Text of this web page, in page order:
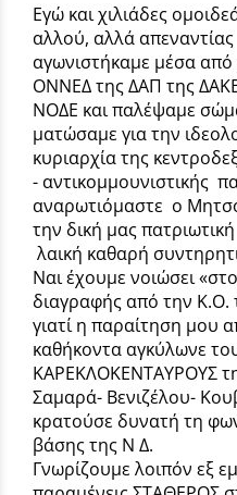
Εγώ και χιλιάδες
αλλού, αλλά απεναντίας
αγωνιστήκαμε μέσα από
ΟΝΝΕΔ της ΔΑΠ της
ΝΟΔΕ και παλέψαμε
ματώσαμε για την
κυριαρχία της
- αντικομμουνιστικής
αναρωτιόμαστε ο
την δική μας πατριωτική
λαική καθαρή
Ναι έχουμε νοιώσει
διαγραφής από την Κ.Ο.
γιατί η παραίτηση μου
καθήκοντα αγκύλωνε
ΚΑΡΕΚΛΟΚΕΝΤΑΥΡΟΥΣ
Σαμαρά- Βενιζέλου-
κρατούσε δυνατή τη
βάσης της Ν Δ.
Γνωρίζουμε λοιπόν εξ